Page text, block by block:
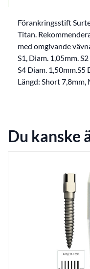
Förankringsstift
Titan.
med omgivande
S1, Diam. 1,05mm.
S4 Diam. 1,50mm.S5
Längd: Short 7,8mm,
Du kanske